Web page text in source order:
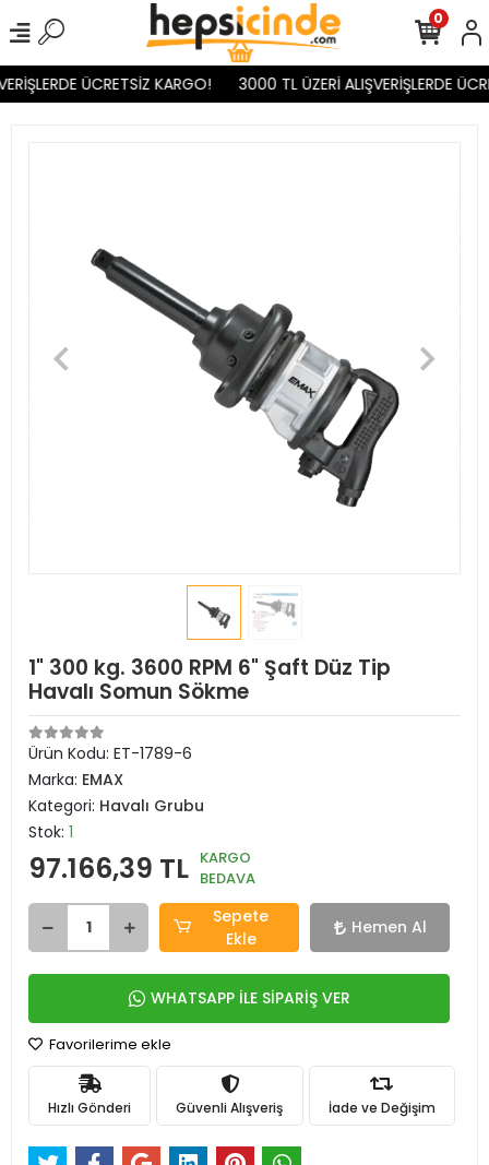
ÜCRETSİZ KARGO! 3000 TL ÜZERİ ALIŞVERİŞLERDE
0
1" 300 kg. 3600 RPM 6" Şaft Düz Tip
Havalı Somun Sökme
Ürün Kodu: ET-1789-6
Marka: EMAX
Kategori: Havalı Grubu
Stok: 1
97.166,39 TL KARGO
BEDAVA
Sepete
Ekle
Hemen Al
WHATSAPP İLE SİPARİŞ VER
Favorilerime ekle
Hızlı Gönderi Güvenli Alışveriş İade ve Değişim